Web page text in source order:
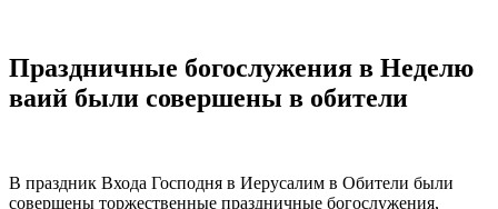
Праздничные богослужения в Неделю
ваий были совершены в обители
В праздник Входа Господня в Иерусалим в Обители были
совершены торжественные праздничные богослужения,